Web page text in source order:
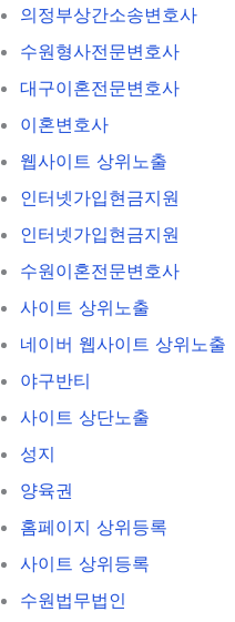
의정부상간소송변호사
수원형사전문변호사
대구이혼전문변호사
이혼변호사
웹사이트 상위노출
인터넷가입현금지원
인터넷가입현금지원
수원이혼전문변호사
사이트 상위노출
네이버 웹사이트 상위노출
야구반티
사이트 상단노출
성지
양육권
홈페이지 상위등록
사이트 상위등록
수원법무법인